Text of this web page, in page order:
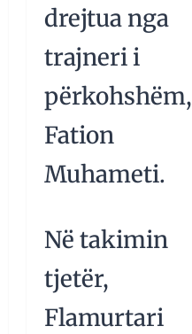
drejtua nga
trajneri i
përkohshëm,
Fation
Muhameti.
Në takimin
tjetër,
Flamurtari